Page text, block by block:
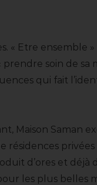
« Etre ensemble »
soin de sa
qui fait
Maison Saman
résidences privées
d’ores et déjà
les plus belles